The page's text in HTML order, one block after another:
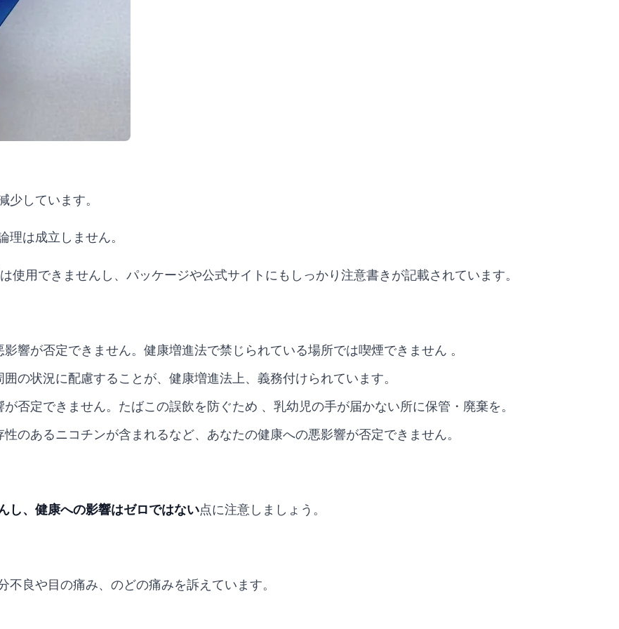
しています。
理は成立しません。
用できませんし、パッケージや公式サイトにもしっかり注意書きが記載されています。
響が否定できません。健康増進法で禁じられている場所では喫煙できません 。
の状況に配慮することが、健康増進法上、義務付けられています。
否定できません。たばこの誤飲を防ぐため 、乳幼児の手が届かない所に保管・廃棄を。
のあるニコチンが含まれるなど、あなたの健康への悪影響が否定できません。
し、健康への影響はゼロではない点に注意しましょう。
良や目の痛み、のどの痛みを訴えています。